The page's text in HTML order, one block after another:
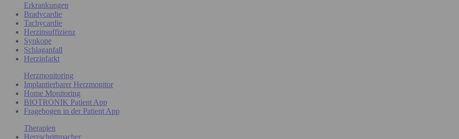
Erkrankungen
Bradycardie
Tachycardie
Herzinsuffizienz
Synkope
Schlaganfall
Herzinfarkt
Herzmonitoring
Implantierbarer Herzmonitor
Home Monitoring
BIOTRONIK Patient App
Fragebogen in der Patient App
Therapien
Herzschrittmacher